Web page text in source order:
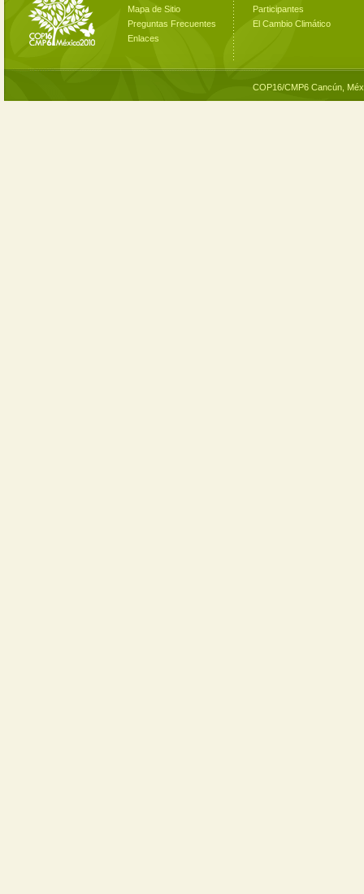
Mapa de Sitio
Preguntas Frecuentes
Enlaces
Participantes
El Cambio Climático
COP16/CMP6 Cancún,